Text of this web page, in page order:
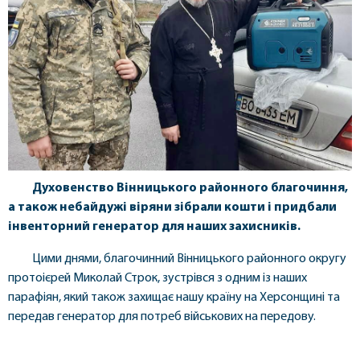
Духовенство Вінницького районного благочиння,
а також небайдужі віряни зібрали кошти і придбали
інвенторний генератор для наших захисників.
Цими днями, благочинний Вінницького районного округу
протоієрей Миколай Строк, зустрівся з одним із наших
парафіян, який також захищає нашу країну на Херсонщині та
передав генератор для потреб військових на передову.